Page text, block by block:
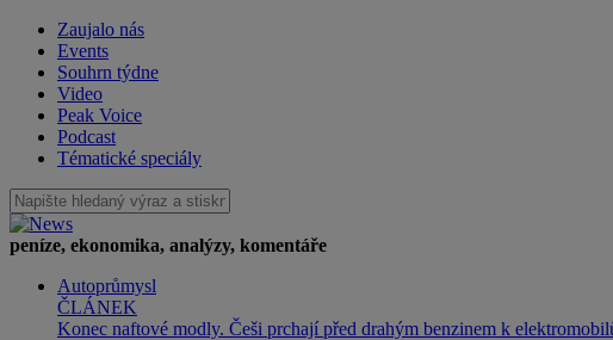
Zaujalo nás
Events
Souhrn týdne
Video
Peak Voice
Podcast
Tématické speciály
peníze, ekonomika, analýzy, komentáře
Autoprůmysl
ČLÁNEK
Konec naftové modly. Češi prchají před drahým benzinem k